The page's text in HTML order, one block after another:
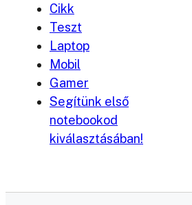
Cikk
Teszt
Laptop
Mobil
Gamer
Segítünk első
notebookod
kiválasztásában!